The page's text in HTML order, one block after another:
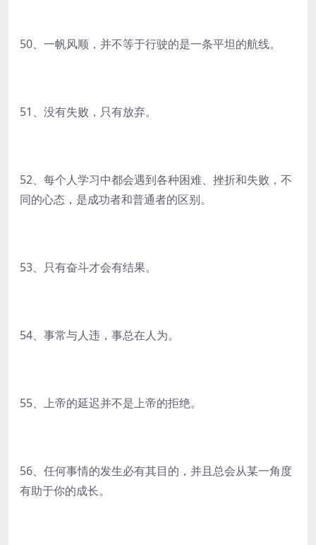
50、一帆风顺，并不等于行驶的是一条平坦的航线。
51、没有失败，只有放弃。
52、每个人学习中都会遇到各种困难、挫折和失败，不
同的心态，是成功者和普通者的区别。
53、只有奋斗才会有结果。
54、事常与人违，事总在人为。
55、上帝的延迟并不是上帝的拒绝。
56、任何事情的发生必有其目的，并且总会从某一角度
有助于你的成长。